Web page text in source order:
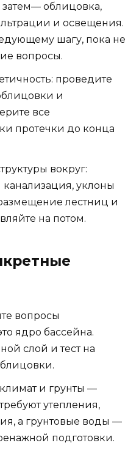
облицовка,
и освещения.
шагу, пока не
вопросы.
проведите
и
все
протечки до конца
вокруг:
уклоны
лестниц и
на потом.
вопросы
ядро бассейна.
слой и тест на
и грунты —
утепления,
а грунтовые воды —
подготовки.